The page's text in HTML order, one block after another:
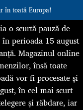
în toată Europa!
o scurtă pauză de
perioada 15 august
Magazinul online
însă toate
vor fi procesate și
în cel mai scurt
și răbdare, iar